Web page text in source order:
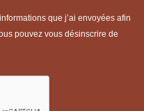
que j’ai envoyées afin
pouvez vous désinscrire de